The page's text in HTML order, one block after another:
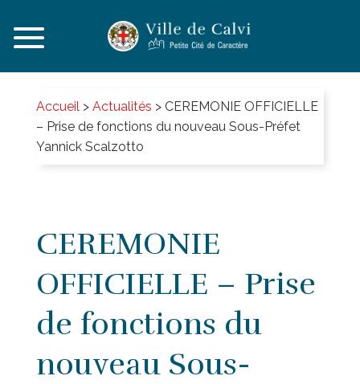
Accueil> Actualités > CEREMONIE OFFICIELLE
– Prise de fonctions du nouveau Sous-Préfet
Yannick Scalzotto
CEREMONIE
OFFICIELLE – Prise
de fonctions du
nouveau Sous-